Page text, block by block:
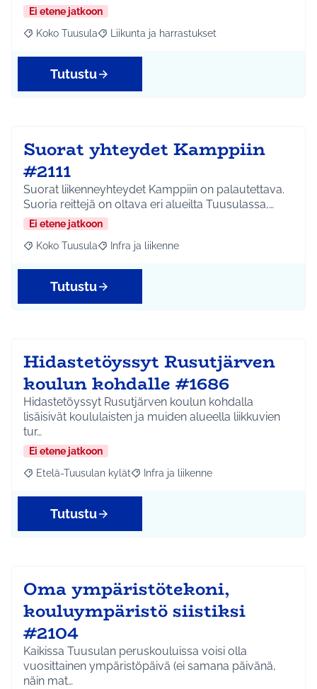
Ei etene jatkoon
Rajaa tulokset aihepiirin mukaan: Koko Tuusula
Koko Tuusula Rajaa tulokset teeman mukaan: Liikunta ja
Liikunta ja harrastukset
Tutustu
Suorat yhteydet Kamppiin
#2111
Suorat liikenneyhteydet Kamppiin on palautettava.
Suoria reittejä on oltava eri alueilta Tuusulassa,…
Ei etene jatkoon
Rajaa tulokset aihepiirin mukaan: Koko Tuusula
Koko Tuusula Rajaa tulokset teeman mukaan: Infra ja liikenne
Infra ja liikenne
Tutustu
Hidastetöyssyt Rusutjärven
koulun kohdalle #1686
Hidastetöyssyt Rusutjärven koulun kohdalla
lisäisivät koululaisten ja muiden alueella liikkuvien
tur…
Ei etene jatkoon
Rajaa tulokset aihepiirin mukaan: Etelä-Tuusulan kylät
Etelä-Tuusulan kylät Rajaa tulokset teeman mukaan: Infra ja
Infra ja liikenne
Tutustu
Oma ympäristötekoni,
kouluympäristö siistiksi
#2104
Kaikissa Tuusulan peruskouluissa voisi olla
vuosittainen ympäristöpäivä (ei samana päivänä,
näin mat…